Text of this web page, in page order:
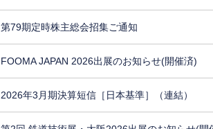
第79期定時株主総会招集ご通知
FOOMA JAPAN 2026出展のお知らせ(開催済)
2026年3月期決算短信［日本基準］（連結）